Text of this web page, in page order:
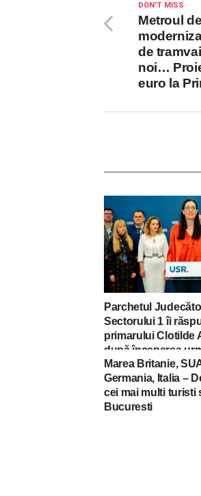
DON'T MISS
Metroul
de
noi…
euro la
Parchetul
Sectorului 1 îi
primarului Clotilde
după începerea
Marea Britanie,
Germania, Italia –
cei mai multi turisti
Bucuresti